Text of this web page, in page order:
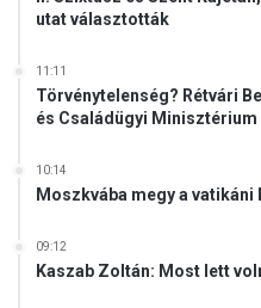
utat választották
11:11
Törvénytelenség? Rétvári
és Családügyi Minisztérium
10:14
Moszkvába megy a
09:12
Kaszab Zoltán: Most lett